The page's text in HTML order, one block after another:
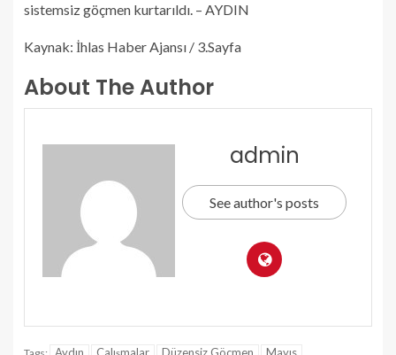
sistemsiz göçmen kurtarıldı. – AYDIN
Kaynak: İhlas Haber Ajansı / 3.Sayfa
About The Author
admin
See author's posts